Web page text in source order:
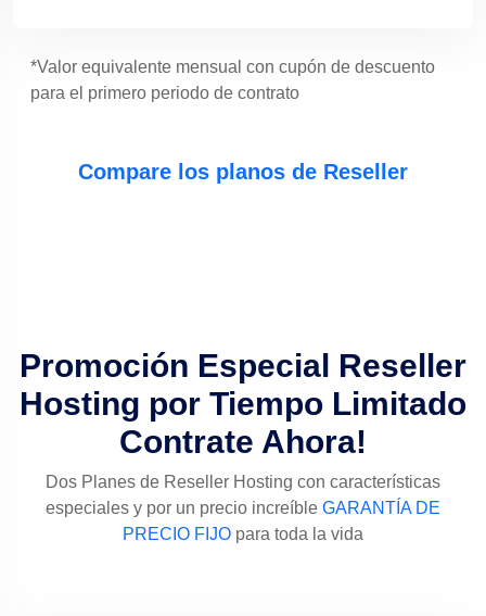
*Valor equivalente mensual con cupón de descuento
para el primero periodo de contrato
Compare los planos de Reseller
Promoción Especial Reseller
Hosting por Tiempo Limitado
Contrate Ahora!
Dos Planes de Reseller Hosting con características
especiales y por un precio increíble GARANTÍA DE
PRECIO FIJO para toda la vida